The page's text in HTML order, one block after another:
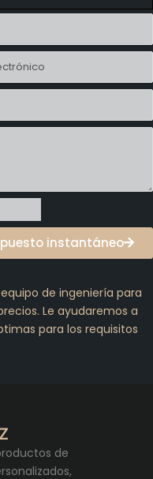
instantáneo
de ingeniería para
Le ayudaremos a
para los requisitos
de